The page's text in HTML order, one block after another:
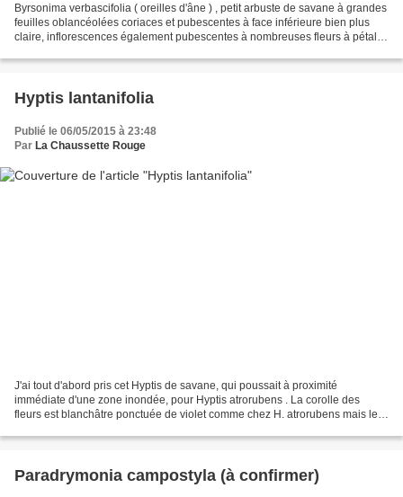
Byrsonima verbascifolia ( oreilles d'âne ) , petit arbuste de savane à grandes
feuilles oblancéolées coriaces et pubescentes à face inférieure bien plus
claire, inflorescences également pubescentes à nombreuses fleurs à pétales
Hyptis lantanifolia
Publié le 06/05/2015 à 23:48
Par La Chaussette Rouge
J'ai tout d'abord pris cet Hyptis de savane, qui poussait à proximité
immédiate d'une zone inondée, pour Hyptis atrorubens . La corolle des
fleurs est blanchâtre ponctuée de violet comme chez H. atrorubens mais le
Paradrymonia campostyla (à confirmer)